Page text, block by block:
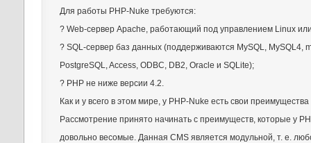
Для работы PHP-Nuke требуются:
? Web-сервер Apache, работающий под управлением Linux
? SQL-сервер баз данных (поддерживаются MySQL, MySQL4,
PostgreSQL, Access, ODBC, DB2, Oracle и SQLite);
? PHP не ниже версии 4.2.
Как и у всего в этом мире, у PHP-Nuke есть свои
Рассмотрение принято начинать с преимуществ, которые у
довольно весомые. Данная CMS является модульной, т. е.